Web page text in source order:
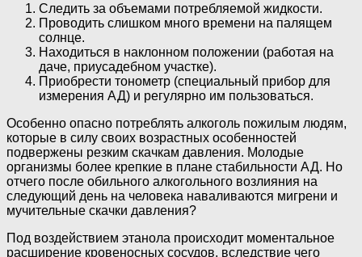
Следить за объемами потребляемой жидкости.
Проводить слишком много времени на палящем
солнце.
Находиться в наклонном положении (работая на
даче, приусадебном участке).
Приобрести тонометр (специальный прибор для
измерения АД) и регулярно им пользоваться.
Особенно опасно потреблять алкоголь пожилым людям,
которые в силу своих возрастных особенностей
подвержены резким скачкам давления. Молодые
организмы более крепкие в плане стабильности АД. Но
отчего после обильного алкогольного возлияния на
следующий день на человека наваливаются мигрени и
мучительные скачки давления?
Под воздействием этанола происходит моментальное
расширение кровеносных сосудов, вследствие чего